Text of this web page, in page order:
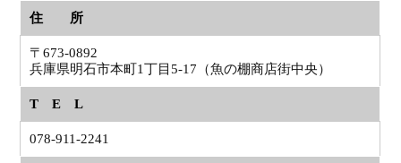
住 所
〒673-0892
兵庫県明石市本町1丁目5-17（魚の棚商店街中央）
T E L
078-911-2241